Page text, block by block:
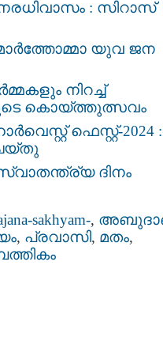
: സിറാസ്
മാർത്തോമ്മാ യുവ ജന
നിറച്ച്
കൊയ്ത്തുത്സവം
ഫെസ്റ്റ്-2024 :
ദിനം
sakhyam-,
, പ്രവാസി, മതം,